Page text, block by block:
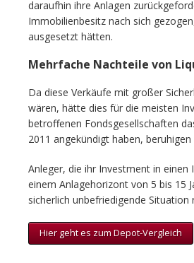
daraufhin ihre Anlagen
Immobilienbesitz nach sich
ausgesetzt hätten.
Mehrfache Nachteile von
Da diese Verkäufe mit großer
wären, hätte dies für die meisten
betroffenen Fondsgesellschaften
2011 angekündigt haben,
Anleger, die ihr Investment in
einem Anlagehorizont von 5 bis 15
sicherlich unbefriedigende Situation
Hier geht es zum Depot-Vergleich